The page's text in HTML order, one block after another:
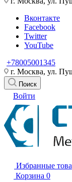
Вконтакте
Facebook
Twitter
YouTube
+78005001345
г. Москва, ул.
Поиск
Войти
Избранные
Корзина 0